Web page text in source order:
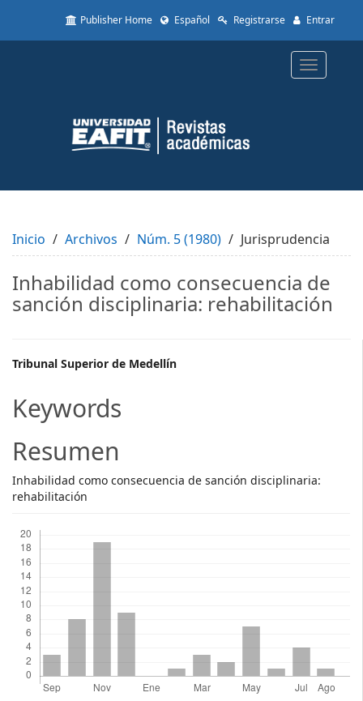
to
Content
Sidebar
Publisher Home Español Registrarse Entrar
Toggle
Inicio Archivos Núm. 5 (1980) Jurisprudencia
Inhabilidad como consecuencia de
sanción disciplinaria: rehabilitación
Main
Article
Content
Tribunal Superior de Medellín
Keywords
Resumen
Inhabilidad como consecuencia de sanción disciplinaria:
rehabilitación